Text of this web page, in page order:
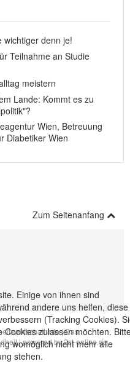
wichtiger denn je!
Teilnahme an Studie
meistern
Lande: Kommt es zu
Wien, Betreuung
Diabetiker Wien
Zum Seitenanfang
| Das
| powered by2st-online.de
Einige von ihnen sind
andere uns helfen, diese
(Tracking Cookies).
zulassen möchten.
womöglich nicht mehr alle
stehen.